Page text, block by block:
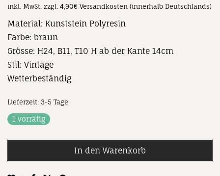
inkl. MwSt. zzgl. 4,90€ Versandkosten (innerhalb Deutschlands)
Material: Kunststein Polyresin
Farbe: braun
Grösse: H24, B11, T10 H ab der Kante 14cm
Stil: Vintage
Wetterbeständig
Lieferzeit: 3-5 Tage
1 vorrätig
In den Warenkorb